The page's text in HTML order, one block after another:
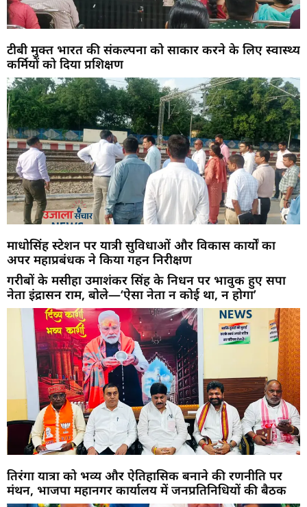
टीबी मुक्त भारत की संकल्पना को साकार करने के लिए स्वास्थ्य
कर्मियों को दिया प्रशिक्षण
माधोसिंह स्टेशन पर यात्री सुविधाओं और विकास कार्यों का
अपर महाप्रबंधक ने किया गहन निरीक्षण
गरीबों के मसीहा उमाशंकर सिंह के निधन पर भावुक हुए सपा
नेता इंद्रासन राम, बोले—‘ऐसा नेता न कोई था, न होगा’
तिरंगा यात्रा को भव्य और ऐतिहासिक बनाने की रणनीति पर
मंथन, भाजपा महानगर कार्यालय में जनप्रतिनिधियों की बैठक